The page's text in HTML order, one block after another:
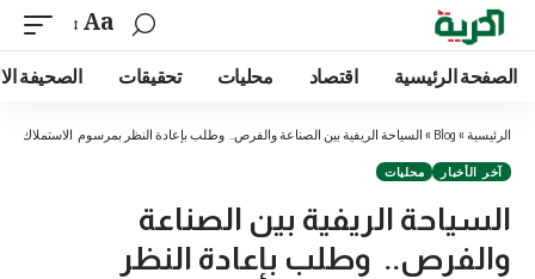
Aa
الصفحة الرئيسية اقتصاد محليات تحقيقات الصحيفة
الرئيسية »
Blog
» السياحة الريفية بين الصناعة والفرص.. وطلب بإعادة النظر بمرسوم الاستملاك في
آخر الأخبار محليات
السياحة الريفية بين الصناعة
والفرص.. وطلب بإعادة النظر